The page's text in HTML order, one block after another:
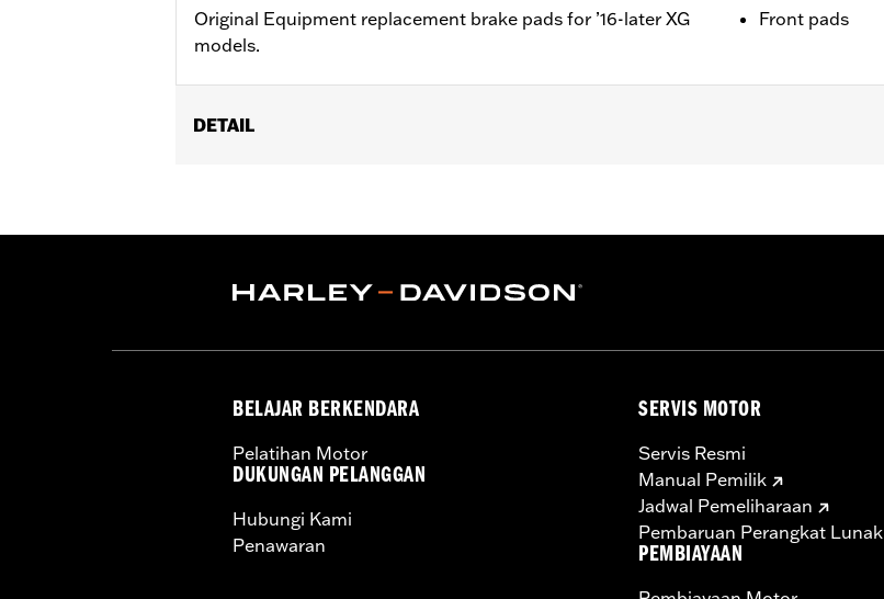
Original Equipment replacement brake pads for ’16-later XG
models.
Front pads
DETAIL
Sold In Units:Pair
BELAJAR BERKENDARA
Pelatihan Motor
DUKUNGAN PELANGGAN
Hubungi Kami
Penawaran
SERVIS MOTOR
Servis Resmi
Manual Pemilik
Jadwal Pemeliharaan
Pembaruan Perangkat Lunak
PEMBIAYAAN